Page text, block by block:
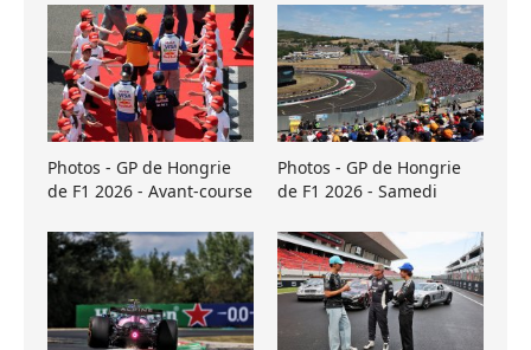
Photos - GP de Hongrie
de F1 2026 - Avant-course
Photos - GP de Hongrie
de F1 2026 - Samedi